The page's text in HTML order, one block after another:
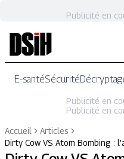
Publicité en
E-santéSécurité
Publicité en
Publicité en
Accueil
Articles
Dirty Cow VS Atom Bombing :